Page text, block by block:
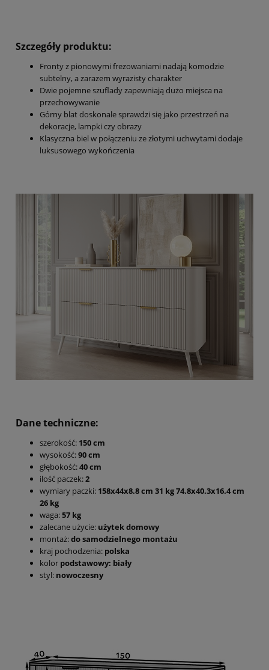
Szczegóły produktu:
Fronty z pionowymi frezowaniami nadają komodzie
subtelny, a zarazem wyrazisty charakter
Dwie pojemne szuflady zapewniają dużo miejsca na
przechowywanie
Górny blat doskonale sprawdzi się jako przestrzeń na
dekoracje, lampki czy obrazy
Klasyczna biel w połączeniu ze złotymi uchwytami dodaje
luksusowego wykończenia
Dane techniczne:
szerokość: 150 cm
wysokość:90 cm
głębokość:40 cm
ilość paczek:2
wymiary paczki: 158x44x8.8 cm 31 kg 74.8x40.3x16.4 cm
26 kg
waga:57 kg
zalecane użycie: użytek domowy
montaż:do samodzielnego montażu
kraj pochodzenia: polska
kolor podstawowy: biały
styl: nowoczesny